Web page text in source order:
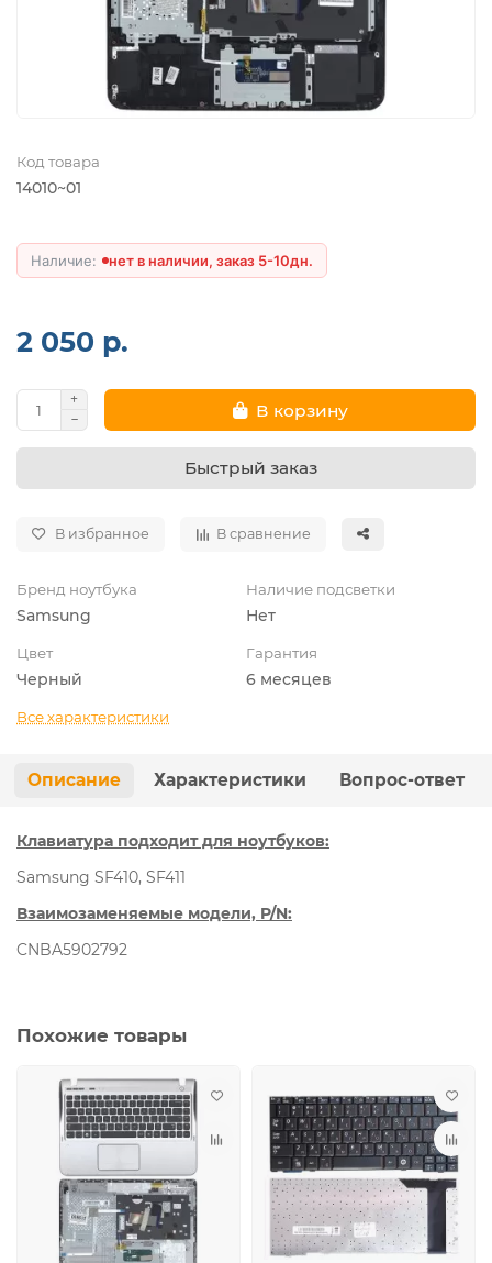
Код товара
14010~01
нет в наличии, заказ 5-10дн.
2 050 р.
В корзину
Быстрый заказ
В избранное В сравнение
Бренд ноутбука
Samsung
Наличие подсветки
Нет
Цвет
Черный
Гарантия
6 месяцев
Все характеристики
Описание Характеристики Вопрос-ответ
Клавиатура подходит для ноутбуков:
Samsung SF410, SF411
Взаимозаменяемые модели, P/N:
CNBA5902792
Похожие товары